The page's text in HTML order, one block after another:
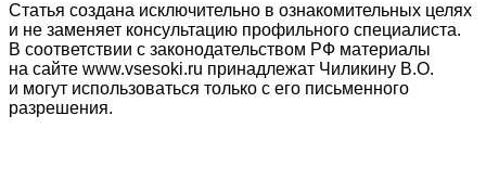
Статья создана исключительно в ознакомительных целях
и не заменяет консультацию профильного специалиста.
В соответствии с законодательством РФ материалы
на сайте www.vsesoki.ru принадлежат Чиликину В.О.
и могут использоваться только с его письменного
разрешения.